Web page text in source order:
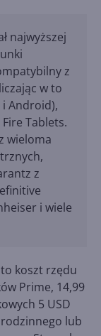
najwyższej
z
w to
Android),
Tablets.
wieloma
z
i wiele
koszt rzędu
Prime, 14,99
5 USD
lub